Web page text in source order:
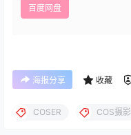
百度网盘
海报分享 收藏
COSER COS摄影